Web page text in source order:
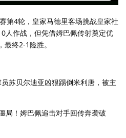
第4轮，皇家马德里客场挑战皇家社
人作战，但凭借姆巴佩传射奠定优
终2-1险胜。
苏贝尔迪亚凶狠踢倒米利唐，被主
局！姆巴佩追击对手回传奔袭破